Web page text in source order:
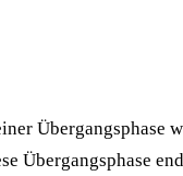
Übergangsphase
Übergangsphase